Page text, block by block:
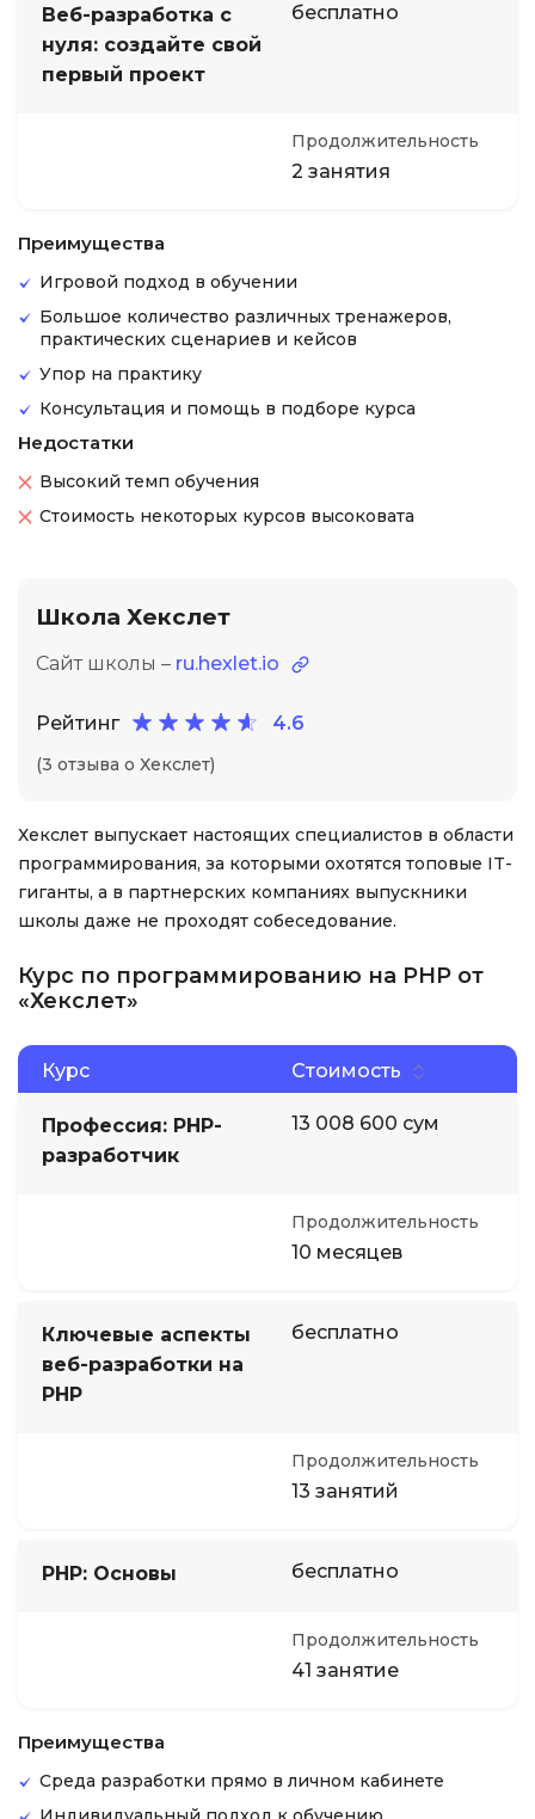
Веб-разработка с
нуля: создайте свой
первый проект
бесплатно
Продолжительность
2 занятия
Преимущества
Игровой подход в обучении
Большое количество различных тренажеров,
практических сценариев и кейсов
Упор на практику
Консультация и помощь в подборе курса
Недостатки
Высокий темп обучения
Стоимость некоторых курсов высоковата
Школа Хекслет
Сайт школы – ru.hexlet.io
Рейтинг 4.6
(3 отзыва о Хекслет)
Хекслет выпускает настоящих специалистов в области
программирования, за которыми охотятся топовые IT-
гиганты, а в партнерских компаниях выпускники
школы даже не проходят собеседование.
Курс по программированию на PHP от
«Хекслет»
Курс Стоимость
Профессия: PHP-
разработчик
13 008 600 сум
Продолжительность
10 месяцев
Ключевые аспекты
веб-разработки на
PHP
бесплатно
Продолжительность
13 занятий
PHP: Основы бесплатно
Продолжительность
41 занятие
Преимущества
Среда разработки прямо в личном кабинете